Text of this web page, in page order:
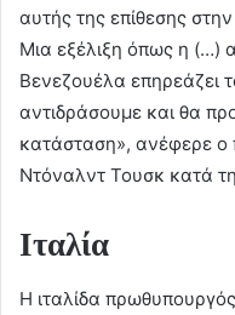
αυτής της επίθεσης
Μια εξέλιξη όπως η (…)
Βενεζουέλα επηρεάζει
αντιδράσουμε και θα
κατάσταση», ανέφερε
Ντόναλντ Τουσκ κατά
Ιταλία
Η ιταλίδα